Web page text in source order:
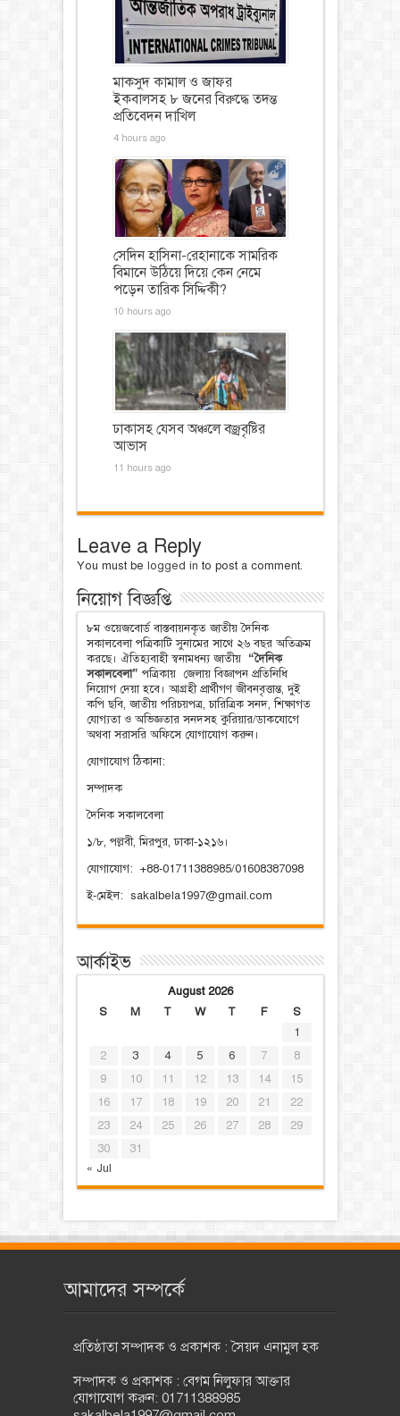
মাকসুদ কামাল ও জাফর
ইকবালসহ ৮ জনের বিরুদ্ধে তদন্ত
প্রতিবেদন দাখিল
4 hours ago
সেদিন হাসিনা-রেহানাকে সামরিক
বিমানে উঠিয়ে দিয়ে কেন নেমে
পড়েন তারিক সিদ্দিকী?
10 hours ago
ঢাকাসহ যেসব অঞ্চলে বজ্রবৃষ্টির
আভাস
11 hours ago
Leave a Reply
You must be logged in to post a comment.
নিয়োগ বিজ্ঞপ্তি
৮ম ওয়েজবোর্ড বাস্তবায়নকৃত জাতীয় দৈনিক
সকালবেলা পত্রিকাটি সুনামের সাথে ২৬ বছর অতিক্রম
করছে। ঐতিহ্যবাহী স্বনামধন্য জাতীয় “দৈনিক
সকালবেলা” পত্রিকায় জেলায় বিজ্ঞাপন প্রতিনিধি
নিয়োগ দেয়া হবে। আগ্রহী প্রার্থীগণ জীবনবৃত্তান্ত, দুই
কপি ছবি, জাতীয় পরিচয়পত্র, চারিত্রিক সনদ, শিক্ষাগত
যোগ্যতা ও অভিজ্ঞতার সনদসহ কুরিয়ার/ডাকযোগে
অথবা সরাসরি অফিসে যোগাযোগ করুন।
যোগাযোগ ঠিকানা:
সম্পাদক
দৈনিক সকালবেলা
১/৮, পল্লবী, মিরপুর, ঢাকা-১২১৬।
যোগাযোগ: +88-01711388985/01608387098
ই-মেইল: sakalbela1997@gmail.com
আর্কাইভ
August 2026
S
M T W T F
S
1
2
3 4 5 6 7
8
9
10 11 12 13 14
15
16
17 18 19 20 21
22
23
24 25 26 27 28
29
30
31
« Jul
আমাদের সম্পর্কে
প্রতিষ্ঠাতা সম্পাদক ও প্রকাশক : সৈয়দ এনামুল হক
সম্পাদক ও প্রকাশক : বেগম নিলুফার আক্তার
যোগাযোগ করুন: 01711388985